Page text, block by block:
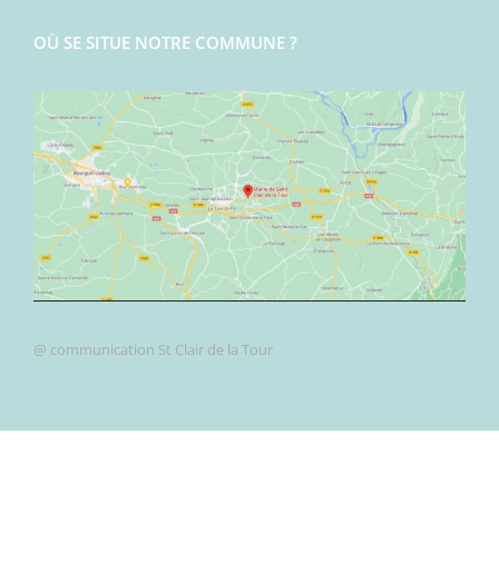
OÙ SE SITUE NOTRE COMMUNE ?
@ communication St Clair de la Tour